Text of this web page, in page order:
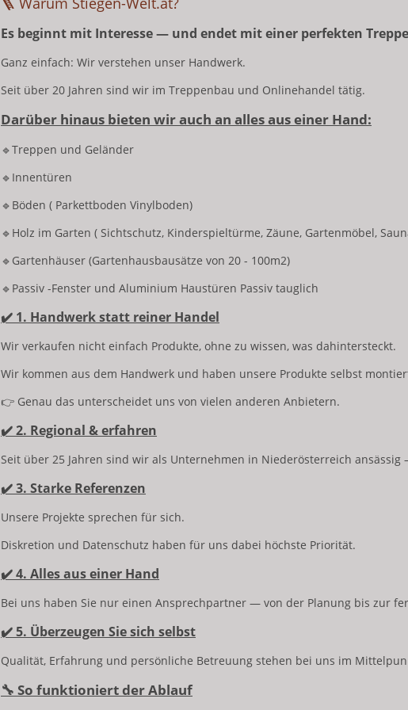
Es beginnt mit Interesse — und endet mit einer perfekten
Ganz einfach: Wir verstehen unser Handwerk.
Seit über 20 Jahren sind wir im Treppenbau und Onlinehandel tätig.
Darüber hinaus bieten wir auch an alles aus einer Hand:
🔹Treppen und Geländer
🔹Innentüren
🔹Böden ( Parkettboden Vinylboden)
🔹Holz im Garten ( Sichtschutz, Kinderspieltürme, Zäune, Gartenmöbel,
🔹Gartenhäuser (Gartenhausbausätze von 20 - 100m2)
🔹Passiv -Fenster und Aluminium Haustüren Passiv tauglich
✔️ 1. Handwerk statt reiner Handel
Wir verkaufen nicht einfach Produkte, ohne zu wissen, was dahintersteckt.
Wir kommen aus dem Handwerk und haben unsere Produkte selbst
👉 Genau das unterscheidet uns von vielen anderen Anbietern.
✔️ 2. Regional & erfahren
Seit über 25 Jahren sind wir als Unternehmen in Niederösterreich
✔️ 3. Starke Referenzen
Unsere Projekte sprechen für sich.
Diskretion und Datenschutz haben für uns dabei höchste Priorität.
✔️ 4. Alles aus einer Hand
Bei uns haben Sie nur einen Ansprechpartner — von der Planung bis zur
✔️ 5. Überzeugen Sie sich selbst
Qualität, Erfahrung und persönliche Betreuung stehen bei uns im
🔧 So funktioniert der Ablauf